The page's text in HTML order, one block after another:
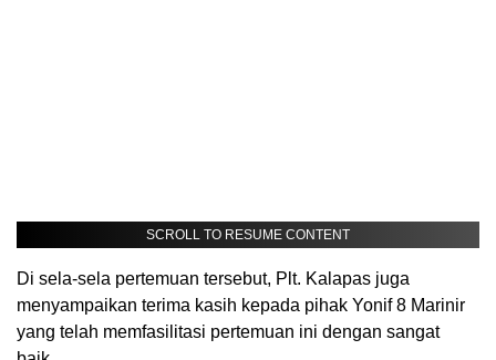
SCROLL TO RESUME CONTENT
Di sela-sela pertemuan tersebut, Plt. Kalapas juga
menyampaikan terima kasih kepada pihak Yonif 8 Marinir
yang telah memfasilitasi pertemuan ini dengan sangat